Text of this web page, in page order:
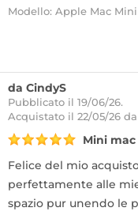
Modello: Apple Mac Mini
da CindyS
Pubblicato il 19/06/26.
Acquistato il 22/05/26
Mini
Felice del mio
perfettamente alle
spazio pur unendo le